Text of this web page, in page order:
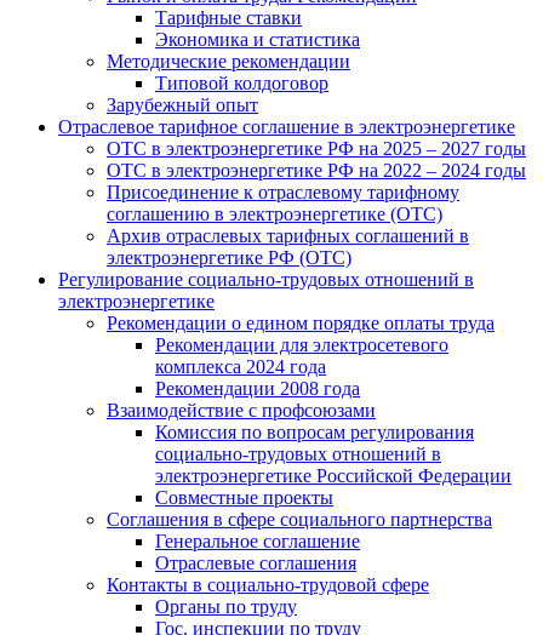
Тарифные ставки
Экономика и статистика
Методические рекомендации
Типовой колдоговор
Зарубежный опыт
Отраслевое тарифное соглашение в электроэнергетике
ОТС в электроэнергетике РФ на 2025 – 2027 годы
ОТС в электроэнергетике РФ на 2022 – 2024 годы
Присоединение к отраслевому тарифному
соглашению в электроэнергетике (ОТС)
Архив отраслевых тарифных соглашений в
электроэнергетике РФ (ОТС)
Регулирование социально-трудовых отношений в
электроэнергетике
Рекомендации о едином порядке оплаты труда
Рекомендации для электросетевого
комплекса 2024 года
Рекомендации 2008 года
Взаимодействие с профсоюзами
Комиссия по вопросам регулирования
социально-трудовых отношений в
электроэнергетике Российской Федерации
Совместные проекты
Соглашения в сфере социального партнерства
Генеральное соглашение
Отраслевые соглашения
Контакты в социально-трудовой сфере
Органы по труду
Гос. инспекции по труду